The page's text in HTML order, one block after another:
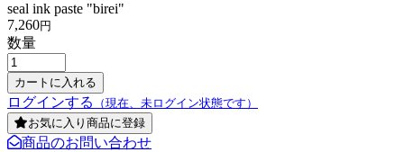
seal ink paste "birei"
7,260円
数量
ログインする
（現在、未ログイン状態です）
お気に入り商品に登録
商品のお問い合わせ